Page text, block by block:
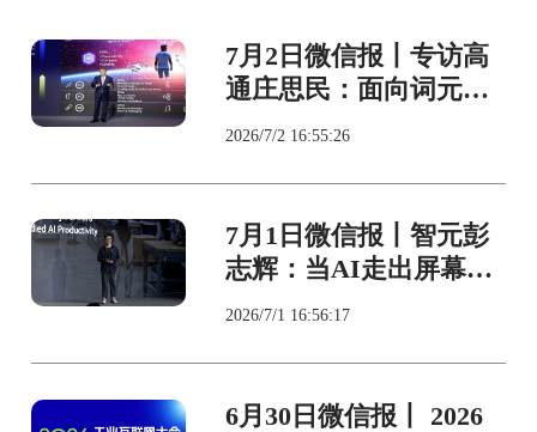
7月2日微信报丨专访高
通庄思民：面向词元经
济形态的6G，确保全球
2026/7/2 16:55:26
7月1日微信报丨智元彭
志辉：当AI走出屏幕，
谁在消耗下一个万亿
2026/7/1 16:56:17
6月30日微信报丨 2026